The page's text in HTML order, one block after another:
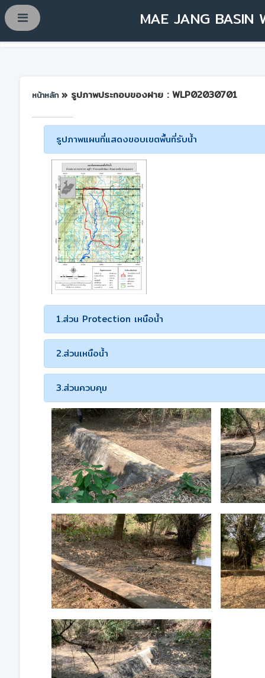
MAE JANG BASIN
หน้าหลัก » รูปภาพประกอบของฝาย : WLP02030701
รูปภาพแผนที่แสดงขอบเขตพื้นที่รับน้ำ
1.ส่วน Protection เหนือน้ำ
2.ส่วนเหนือน้ำ
3.ส่วนควบคุม